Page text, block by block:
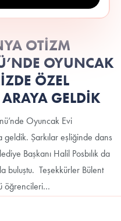
OTİZM
OYUNCAK
ÖZEL
GELDİK
Oyuncak Evi
Şarkılar eşliğinde dans
Başkanı Halil Posbılık da
buluştu. Teşekkürler Bülent
öğrencileri…